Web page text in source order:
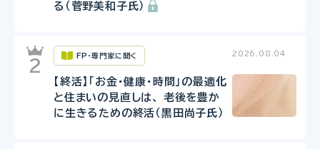
る（菅野美和子氏）
FP・専門家に聞く 2026.08.04
【終活】「お金・健康・時間」の最適化
と住まいの見直しは、 老後を豊か
に生きるための終活（黒田尚子氏）